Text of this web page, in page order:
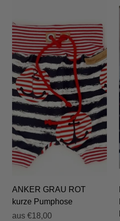
ANKER GRAU ROT
kurze Pumphose
aus €18,00